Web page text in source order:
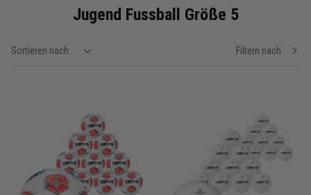
Jugend Fussball Größe 5
Sortieren nach: show filteroptions Filtern nach